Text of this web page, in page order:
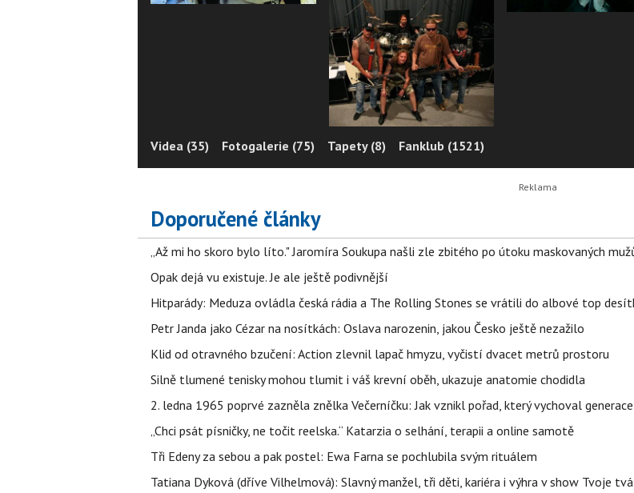
Videa (35) Fotogalerie (75) Tapety (8) Fanklub (1521)
Doporučené články
„Až mi ho skoro bylo líto." Jaromíra Soukupa našli zle zbitého po útoku maskovaných
Opak dejá vu existuje. Je ale ještě podivnější
Hitparády: Meduza ovládla česká rádia a The Rolling Stones se vrátili do albové top
Petr Janda jako Cézar na nosítkách: Oslava narozenin, jakou Česko ještě nezažilo
Klid od otravného bzučení: Action zlevnil lapač hmyzu, vyčistí dvacet metrů prostoru
Silně tlumené tenisky mohou tlumit i váš krevní oběh, ukazuje anatomie chodidla
2. ledna 1965 poprvé zazněla znělka Večerníčku: Jak vznikl pořad, který vychoval
„Chci psát písničky, ne točit reelska.“ Katarzia o selhání, terapii a online samotě
Tři Edeny za sebou a pak postel: Ewa Farna se pochlubila svým rituálem
Tatiana Dyková (dříve Vilhelmová): Slavný manžel, tři děti, kariéra i výhra v show Tvoje